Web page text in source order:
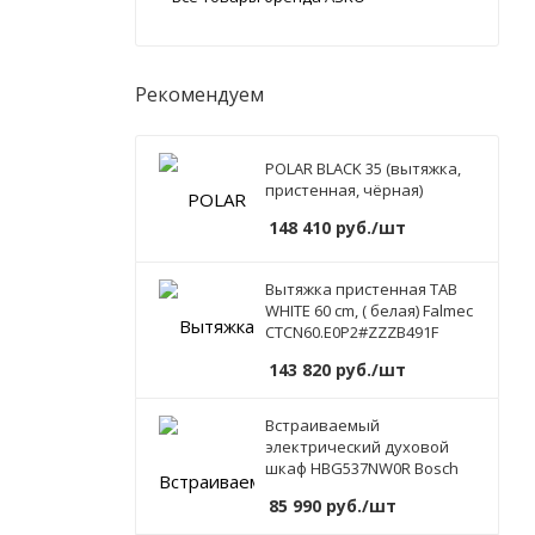
Рекомендуем
POLAR BLACK 35 (вытяжка,
пристенная, чёрная)
148 410 руб./шт
Вытяжка пристенная TAB
WHITE 60 cm, ( белая) Falmec
CTCN60.E0P2#ZZZB491F
143 820 руб./шт
Встраиваемый
электрический духовой
шкаф HBG537NW0R Bosch
85 990 руб./шт